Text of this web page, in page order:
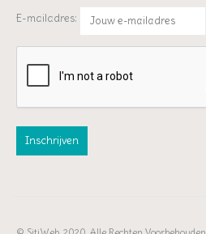
E-mailadres: